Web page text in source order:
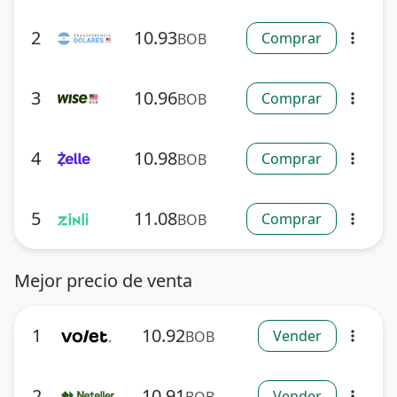
2 10.93BOB Comprar more_vert
3 10.96BOB Comprar more_vert
4 10.98BOB Comprar more_vert
5 11.08BOB Comprar more_vert
Mejor precio de venta
1 10.92BOB Vender more_vert